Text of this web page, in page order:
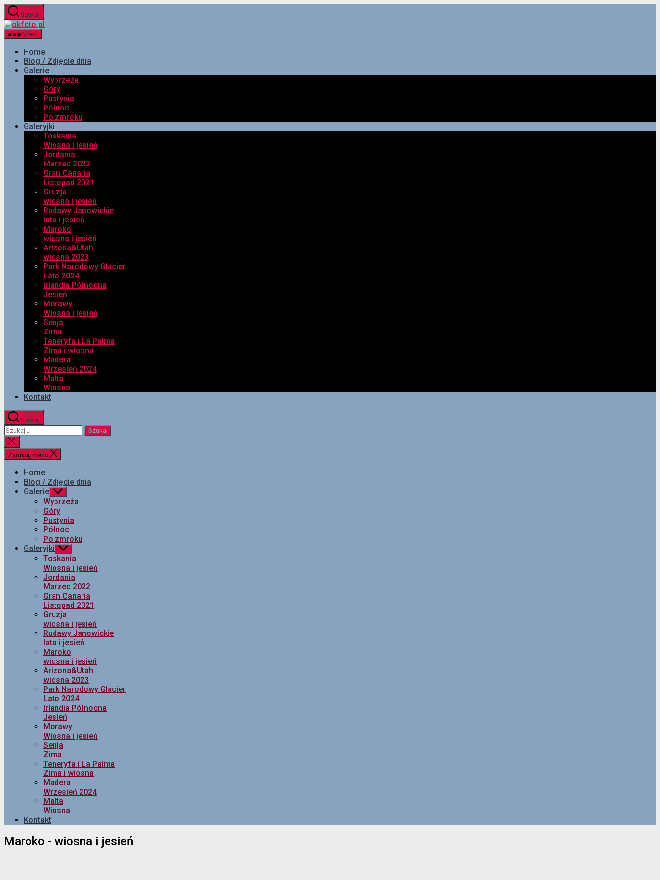
Przejdź
do
treści
Szukaj
Menu
Home
Blog / Zdjęcie dnia
Galerie
Wybrzeża
Góry
Pustynia
Północ
Po zmroku
Galeryjki
Toskania
Wiosna i jesień
Jordania
Marzec 2022
Gran Canaria
Listopad 2021
Gruzja
wiosna i jesień
Rudawy Janowickie
lato i jesień
Maroko
wiosna i jesień
Arizona&Utah
wiosna 2023
Park Narodowy Glacier
Lato 2024
Irlandia Północna
Jesień
Morawy
Wiosna i jesień
Senja
Zima
Teneryfa i La Palma
Zima i wiosna
Madera
Wrzesień 2024
Malta
Wiosna
Kontakt
Szukaj
Szukaj:
Zamknij
wyszukiwanie
Zamknij menu
Home
Blog / Zdjęcie dnia
Galerie Pokaż
podmenu
Wybrzeża
Góry
Pustynia
Północ
Po zmroku
Galeryjki Pokaż
podmenu
Toskania
Wiosna i jesień
Jordania
Marzec 2022
Gran Canaria
Listopad 2021
Gruzja
wiosna i jesień
Rudawy Janowickie
lato i jesień
Maroko
wiosna i jesień
Arizona&Utah
wiosna 2023
Park Narodowy Glacier
Lato 2024
Irlandia Północna
Jesień
Morawy
Wiosna i jesień
Senja
Zima
Teneryfa i La Palma
Zima i wiosna
Madera
Wrzesień 2024
Malta
Wiosna
Kontakt
Maroko - wiosna i jesień